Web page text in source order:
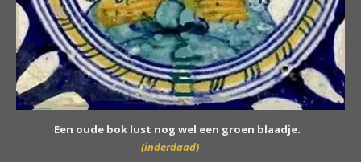
Een oude bok lust nog wel een groen blaadje.
(inderdaad)